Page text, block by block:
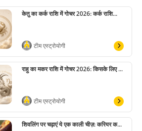
केतु का कर्क राशि में गोचर 2026: कर्क राशि...
टीम एस्ट्रोयोगी
राहु का मकर राशि में गोचर 2026: किसके लिए ...
टीम एस्ट्रोयोगी
शिवलिंग पर चढ़ाएं ये एक काली चीज़: करियर क...